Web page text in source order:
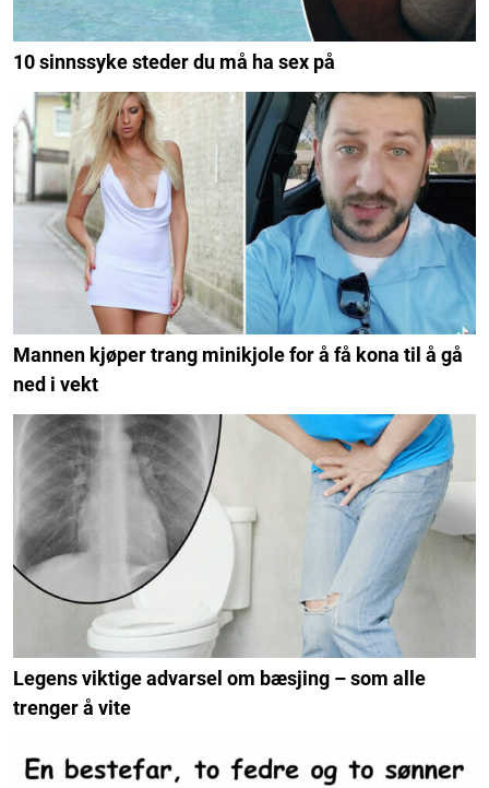
10 sinnssyke steder du må ha sex på
Mannen kjøper trang minikjole for å få kona til å gå
ned i vekt
Legens viktige advarsel om bæsjing – som alle
trenger å vite